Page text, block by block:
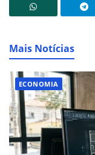
Mais Notícias
ECONOMIA